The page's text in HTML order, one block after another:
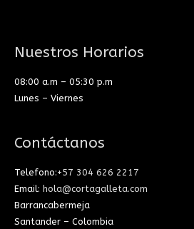
Nuestros Horarios
08:00 a.m – 05:30 p.m
Lunes – Viernes
Contáctanos
Telefono:+57 304 626 2217
Email: hola@cortagalleta.com
Barrancabermeja
Santander – Colombia